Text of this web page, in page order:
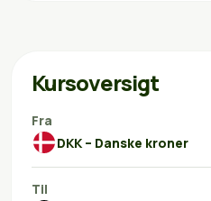
Kursoversigt
Fra
DKK – Danske kroner
Til